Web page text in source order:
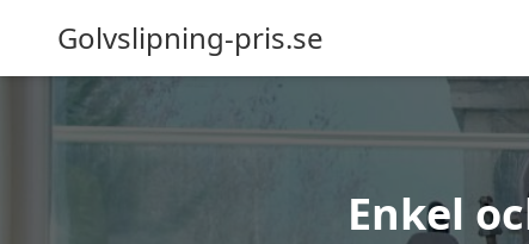
Golvslipning-pris.se
Enkel